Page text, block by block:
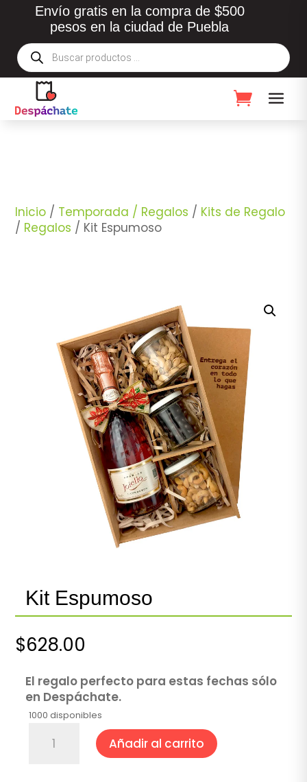
Envío gratis en la compra de $500
pesos en la ciudad de Puebla
Búsqueda
de
productos
Inicio / Temporada / Regalos / Kits de Regalo
/ Regalos / Kit Espumoso
Kit Espumoso
$628.00
El regalo perfecto para estas fechas sólo
en Despáchate.
1000 disponibles
Espumoso
Añadir al carrito